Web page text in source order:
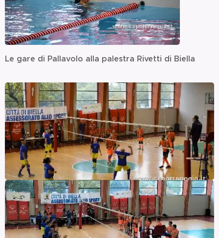
Le gare di Pallavolo alla palestra Rivetti di Biella